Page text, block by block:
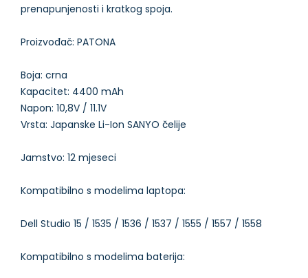
prenapunjenosti i kratkog spoja.
Proizvođač: PATONA
Boja: crna
Kapacitet: 4400 mAh
Napon: 10,8V / 11.1V
Vrsta: Japanske Li-Ion SANYO čelije
Jamstvo: 12 mjeseci
Kompatibilno s modelima laptopa:
Dell Studio 15 / 1535 / 1536 / 1537 / 1555 / 1557 / 1558
Kompatibilno s modelima baterija: